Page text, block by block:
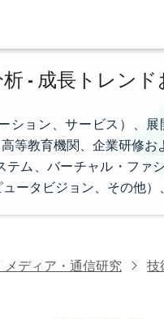
- 成長トレンド
ション、サービス）、
等教育機関、企業研修
ム、バーチャル・ファ
ータビジョン、その他）
メディア・通信研究 技